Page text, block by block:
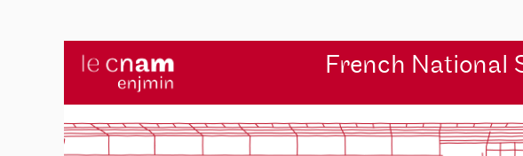
French National